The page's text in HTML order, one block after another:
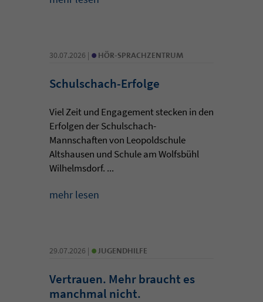
30.07.2026 | • HÖR-SPRACHZENTRUM
Schulschach-Erfolge
Viel Zeit und Engagement stecken in den
Erfolgen der Schulschach-
Mannschaften von Leopoldschule
Altshausen und Schule am Wolfsbühl
Wilhelmsdorf. ...
mehr lesen
29.07.2026 | • JUGENDHILFE
Vertrauen. Mehr braucht es
manchmal nicht.